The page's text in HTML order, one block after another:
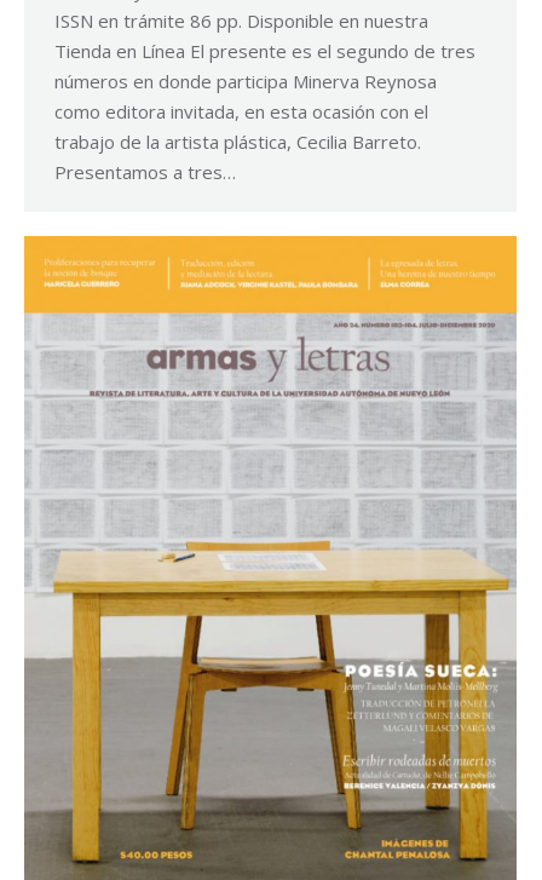
ISSN en trámite 86 pp. Disponible en nuestra
Tienda en Línea El presente es el segundo de tres
números en donde participa Minerva Reynosa
como editora invitada, en esta ocasión con el
trabajo de la artista plástica, Cecilia Barreto.
Presentamos a tres…